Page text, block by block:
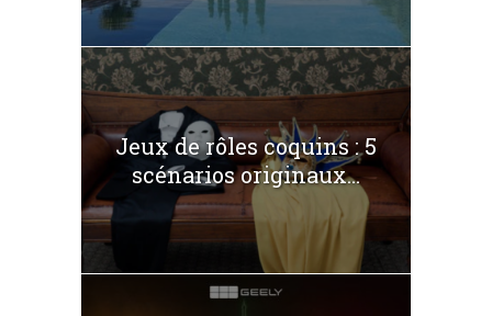
Jeux de rôles coquins : 5
scénarios originaux...